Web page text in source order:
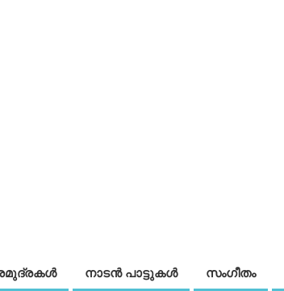
നാടന്‍ പാട്ടുകള്‍ സംഗീതം